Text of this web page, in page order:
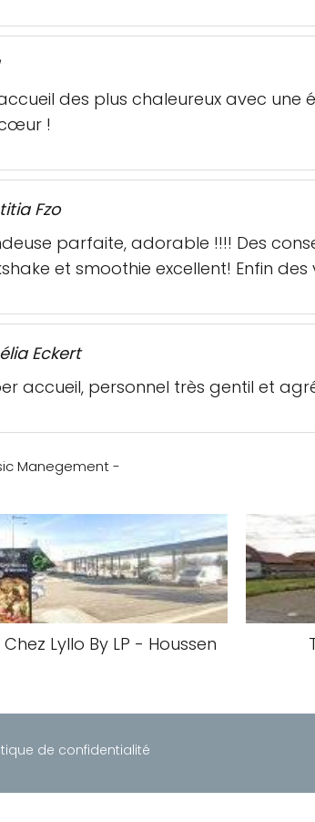
des plus chaleureux avec
!
Fzo
parfaite, adorable !!!! Des
et smoothie excellent! Enfin
Eckert
accueil, personnel très gentil et
Manegement -
Lyllo By LP - Houssen
de confidentialité